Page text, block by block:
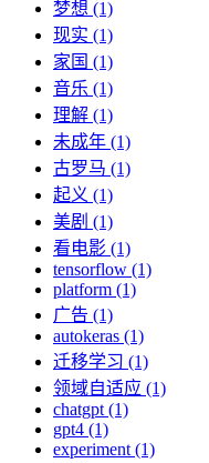
梦想 (1)
现实 (1)
家国 (1)
音乐 (1)
理解 (1)
未成年 (1)
古罗马 (1)
起义 (1)
美剧 (1)
看电影 (1)
tensorflow (1)
platform (1)
广告 (1)
autokeras (1)
迁移学习 (1)
领域自适应 (1)
chatgpt (1)
gpt4 (1)
experiment (1)